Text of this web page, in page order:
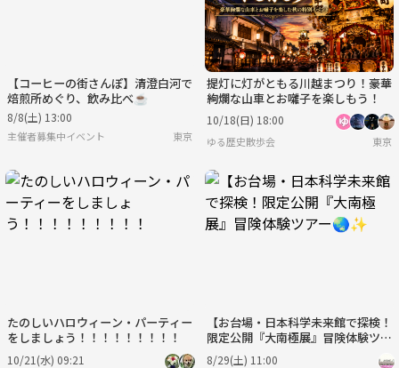
【コーヒーの街さんぽ】清澄白河で
焙煎所めぐり、飲み比べ☕
8/8(土) 13:00
主催者募集中イベント 東京
提灯に灯がともる川越まつり！豪華
絢爛な山車とお囃子を楽しもう！
10/18(日) 18:00
ゆる歴史散歩会 東京
たのしいハロウィーン・パーティー
をしましょう！！！！！！！！！
10/21(水) 09:21
【お台場・日本科学未来館で探検！
限定公開『大南極展』冒険体験ツア
ー🌏✨
8/29(土) 11:00